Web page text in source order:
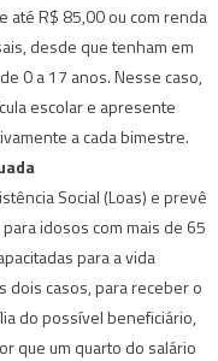
até R$ 85,00 ou com renda
desde que tenham em
0 a 17 anos. Nesse caso,
escolar e apresente
a cada bimestre.
Social (Loas) e prevê
idosos com mais de 65
para a vida
dois casos, para receber o
do possível beneficiário,
que um quarto do salário